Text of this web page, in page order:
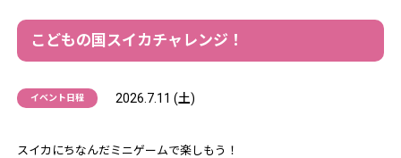
こどもの国スイカチャレンジ！
イベント日程 2026.7.11 (土)
スイカにちなんだミニゲームで楽しもう！